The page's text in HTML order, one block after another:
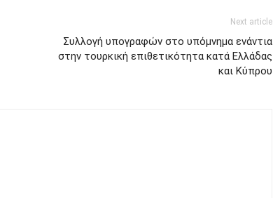
Next article
Συλλογή υπογραφών στο υπόμνημα ενάντια
στην τουρκική επιθετικότητα κατά Ελλάδας
και Κύπρου